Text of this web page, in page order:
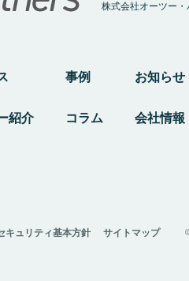
株式会社オーツー
紹介
事例
コラム
お知らせ
会社情報
キュリティ基本方針 サイトマップ